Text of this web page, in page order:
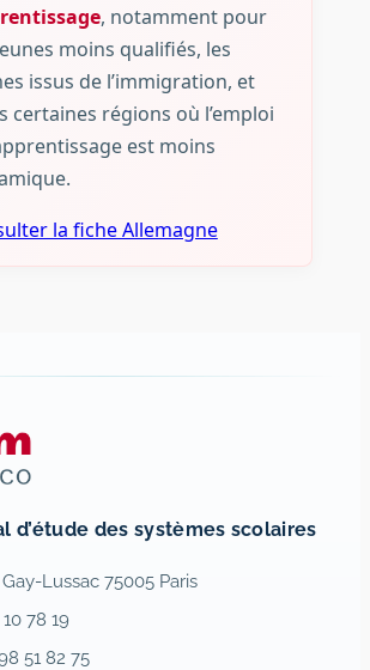
, notamment pour
moins qualifiés, les
issus de l’immigration, et
certaines régions où l’emploi
est moins
la fiche Allemagne
d’étude des systèmes scolaires
Lussac 75005 Paris
78 19
51 82 75